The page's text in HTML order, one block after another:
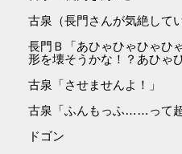
古泉（長門さんが気絶して
長門Ｂ「あひゃひゃひゃひ
形を壊そうかな！？あひゃ
古泉「させませんよ！」
古泉「ふんもっふ……って超
ドゴン